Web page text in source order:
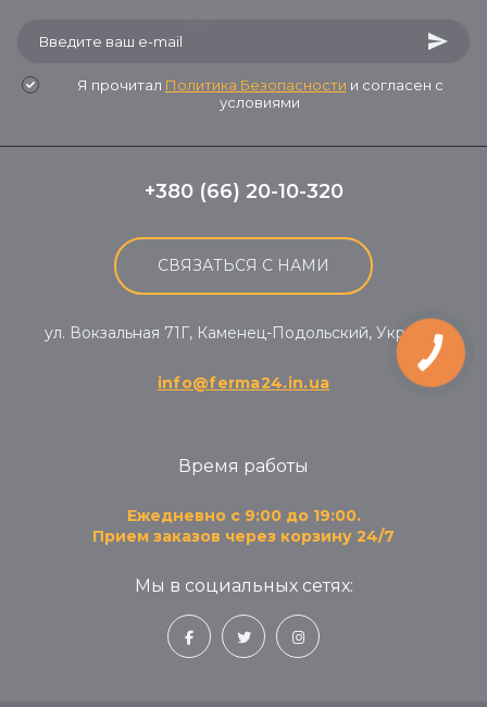
Я прочитал Политика Безопасности и согласен с
условиями
+380 (66) 20-10-320
СВЯЗАТЬСЯ С НАМИ
ул. Вокзальная 71Г, Каменец-Подольский, Украина
info@ferma24.in.ua
Время работы
Ежедневно с 9:00 до 19:00.
Прием заказов через корзину 24/7
Мы в социальных сетях:
КНОПКА
ЗВ'ЯЗКУ